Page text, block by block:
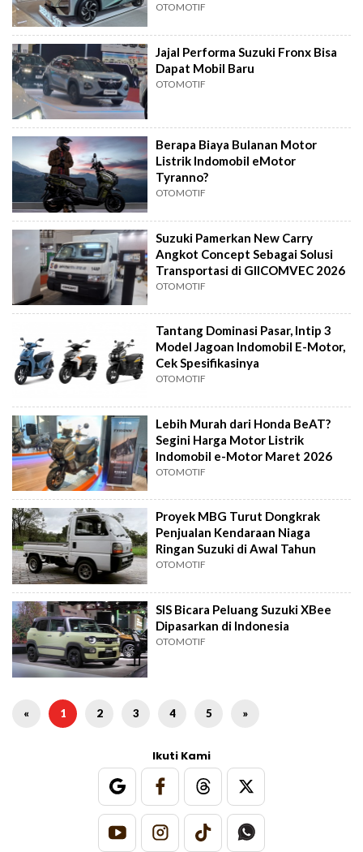
OTOMOTIF
Jajal Performa Suzuki Fronx Bisa
Dapat Mobil Baru
OTOMOTIF
Berapa Biaya Bulanan Motor
Listrik Indomobil eMotor
Tyranno?
OTOMOTIF
Suzuki Pamerkan New Carry
Angkot Concept Sebagai Solusi
Transportasi di GIICOMVEC 2026
OTOMOTIF
Tantang Dominasi Pasar, Intip 3
Model Jagoan Indomobil E-Motor,
Cek Spesifikasinya
OTOMOTIF
Lebih Murah dari Honda BeAT?
Segini Harga Motor Listrik
Indomobil e-Motor Maret 2026
OTOMOTIF
Proyek MBG Turut Dongkrak
Penjualan Kendaraan Niaga
Ringan Suzuki di Awal Tahun
OTOMOTIF
SIS Bicara Peluang Suzuki XBee
Dipasarkan di Indonesia
OTOMOTIF
« 1 2 3 4 5 »
Ikuti Kami